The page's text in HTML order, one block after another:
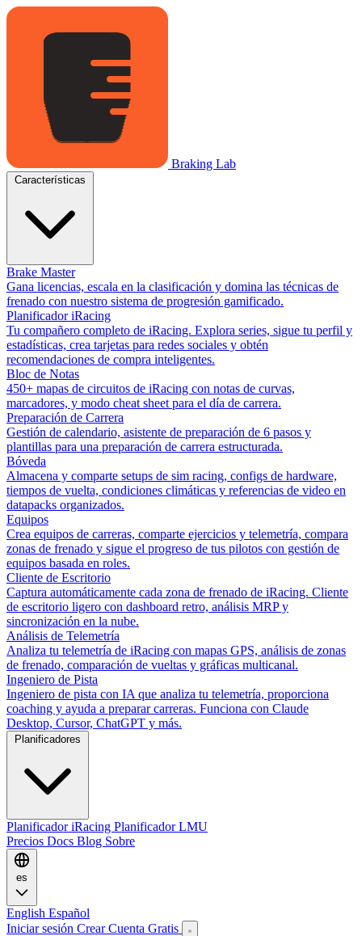
Braking Lab
Brake Master
Gana licencias, escala en la clasificación y domina las técnicas de
frenado con nuestro sistema de progresión gamificado.
Planificador iRacing
Tu compañero completo de iRacing. Explora series, sigue tu perfil y
estadísticas, crea tarjetas para redes sociales y obtén
recomendaciones de compra inteligentes.
Bloc de Notas
450+ mapas de circuitos de iRacing con notas de curvas,
marcadores, y modo cheat sheet para el día de carrera.
Preparación de Carrera
Gestión de calendario, asistente de preparación de 6 pasos y
plantillas para una preparación de carrera estructurada.
Bóveda
Almacena y comparte setups de sim racing, configs de hardware,
tiempos de vuelta, condiciones climáticas y referencias de video en
datapacks organizados.
Equipos
Crea equipos de carreras, comparte ejercicios y telemetría, compara
zonas de frenado y sigue el progreso de tus pilotos con gestión de
equipos basada en roles.
Cliente de Escritorio
Captura automáticamente cada zona de frenado de iRacing. Cliente
de escritorio ligero con dashboard retro, análisis MRP y
sincronización en la nube.
Análisis de Telemetría
Analiza tu telemetría de iRacing con mapas GPS, análisis de zonas
de frenado, comparación de vueltas y gráficas multicanal.
Ingeniero de Pista
Ingeniero de pista con IA que analiza tu telemetría, proporciona
coaching y ayuda a preparar carreras. Funciona con Claude
Desktop, Cursor, ChatGPT y más.
Planificador iRacing Planificador LMU
Precios Docs Blog Sobre
es
English Español
Iniciar sesión Crear Cuenta Gratis